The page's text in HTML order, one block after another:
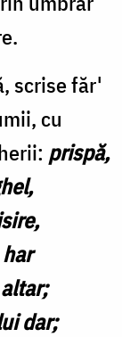
scrise făr'
cu
prispă,
dar;